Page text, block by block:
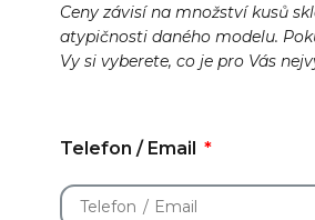
Ceny závisí na množství kusů
atypičnosti daného modelu.
Vy si vyberete, co je pro Vás
Telefon / Email